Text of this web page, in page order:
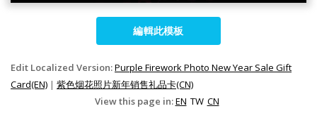
編輯此模板
Edit Localized Version:Purple Firework Photo New Year Sale Gift
Card(EN) | 紫色烟花照片新年销售礼品卡(CN)
View this page in:EN TW CN